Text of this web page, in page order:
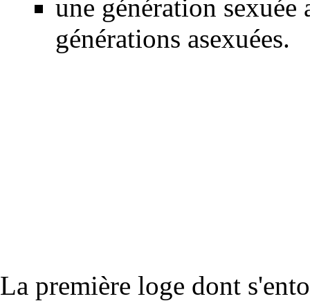
une génération
générations asexuées.
La première loge dont